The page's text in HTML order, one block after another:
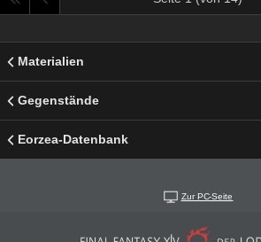
Materialien
Gegenstände
Eorzea-Datenbank
Zur PC-Seite